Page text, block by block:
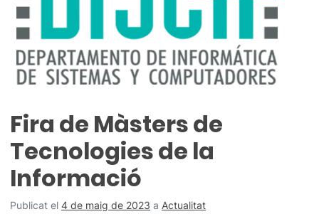
Fira de Màsters de
Tecnologies de la
Informació
Publicat el 4 de maig de 2023 a Actualitat